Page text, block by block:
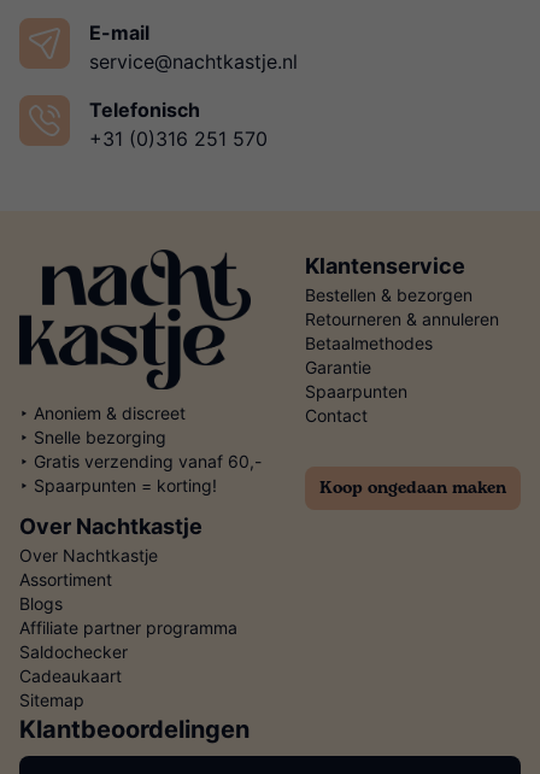
E-mail
service@nachtkastje.nl
Telefonisch
+31 (0)316 251 570
‣ Anoniem & discreet
‣ Snelle bezorging
‣ Gratis verzending vanaf 60,-
‣ Spaarpunten = korting!
Klantenservice
Bestellen & bezorgen
Retourneren & annuleren
Betaalmethodes
Garantie
Spaarpunten
Contact
Koop ongedaan maken
Over Nachtkastje
Over Nachtkastje
Assortiment
Blogs
Affiliate partner programma
Saldochecker
Cadeaukaart
Sitemap
Klantbeoordelingen